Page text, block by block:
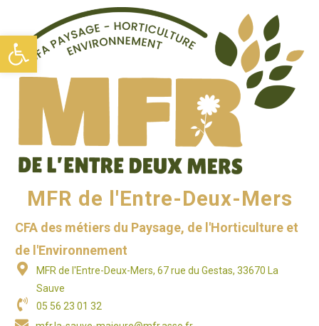
Ouvrir la barre d’outils
MFR de l'Entre-Deux-Mers
CFA des métiers du Paysage, de l'Horticulture et
de l'Environnement
MFR de l'Entre-Deux-Mers, 67 rue du Gestas, 33670 La
Sauve
05 56 23 01 32